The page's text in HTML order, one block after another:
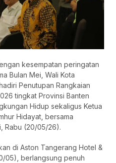
kesempatan peringatan
Bulan Mei, Wali Kota
Penutupan Rangkaian
tingkat Provinsi Banten
Hidup sekaligus Ketua
Hidayat, bersama
Rabu (20/05/26).
di Aston Tangerang Hotel &
05), berlangsung penuh